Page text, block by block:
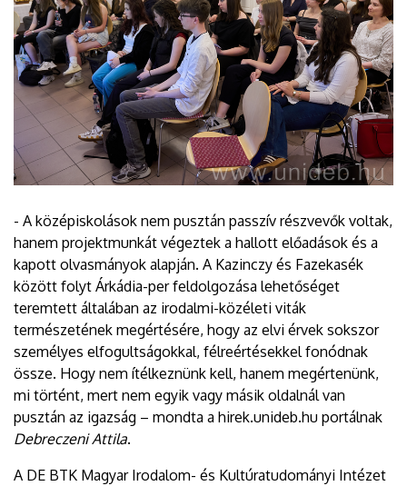
- A középiskolások nem pusztán passzív részvevők voltak,
hanem projektmunkát végeztek a hallott előadások és a
kapott olvasmányok alapján. A Kazinczy és Fazekasék
között folyt Árkádia-per feldolgozása lehetőséget
teremtett általában az irodalmi-közéleti viták
természetének megértésére, hogy az elvi érvek sokszor
személyes elfogultságokkal, félreértésekkel fonódnak
össze. Hogy nem ítélkeznünk kell, hanem megértenünk,
mi történt, mert nem egyik vagy másik oldalnál van
pusztán az igazság – mondta a hirek.unideb.hu portálnak
Debreczeni Attila.
A DE BTK Magyar Irodalom- és Kultúratudományi Intézet